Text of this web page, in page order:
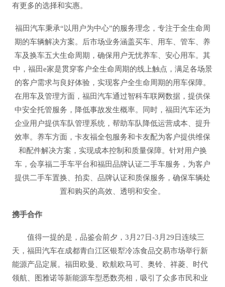
有更多的选择和实惠。
福田汽车秉承“以用户为中心”的服务理念，专注于全生命周
期的车辆解决方案。后市场业务涵盖买车、用车、管车、养
车及换车五大生命周期，确保用户无忧养车、安心用车。其
中，福田e家是贯穿客户全生命周期的线上触点，满足各场景
的客户需求与良好体验，实现客户全生命周期的用车保障。
在用车及管理方面，福田汽车通过智科车联网数据，提供保
中安全托管服务，降低事故发生概率。同时，福田汽车还为
企业用户提供车队管理系统，帮助车队降低运营成本、提升
效率。养车方面，卡友福全包服务和卡友配为客户提供维保
和配件解决方案，实现成本控制和质量保障。针对用户换
车，会享福二手车平台和福田品牌认证二手车服务，为客户
提供二手车置换、拍卖、品牌认证和质保服务，确保车辆处
置和购买的高效、透明和安全。
携手合作
值得一提的是，品鉴会前夕，3月27日-3月29日连续三
天，福田汽车在成都青白江区银犁冷冻食品交易市场举行新
能源产品定展。福田欧曼、欧航欧马可、奥铃、祥菱、时代
领航、图雅诺等新能源车型悉数亮相，吸引了众多市民和业